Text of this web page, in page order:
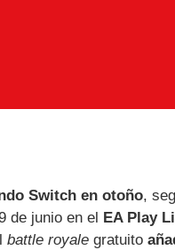
Switch en otoño,
de junio en el
EA Play
battle royale gratuito